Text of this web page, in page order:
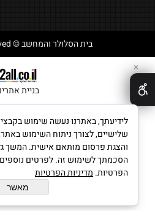
בית הסלולר והמחשב © All Rights reserved
בניית
✕
שלישיים, לצורך ניתוח השימוש
והצגת פרסום מותאם אישית. המשך
הסכמתך לשימוש זה. לפרטים נוספים
הפרטיות. מדיניות הפרטיות
מאשר